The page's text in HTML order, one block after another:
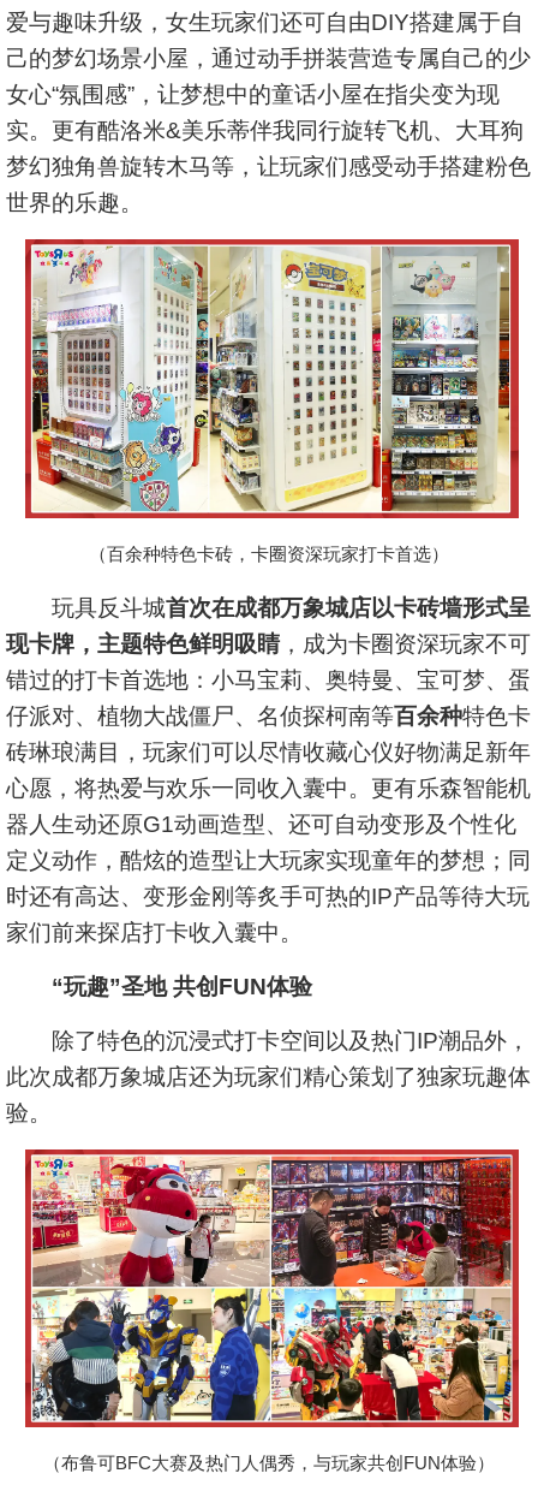
爱与趣味升级，女生玩家们还可自由DIY搭建属于自
己的梦幻场景小屋，通过动手拼装营造专属自己的少
女心“氛围感”，让梦想中的童话小屋在指尖变为现
实。更有酷洛米&美乐蒂伴我同行旋转飞机、大耳狗
梦幻独角兽旋转木马等，让玩家们感受动手搭建粉色
世界的乐趣。
（百余种特色卡砖，卡圈资深玩家打卡首选）
玩具反斗城首次在成都万象城店以卡砖墙形式呈
现卡牌，主题特色鲜明吸睛，成为卡圈资深玩家不可
错过的打卡首选地：小马宝莉、奥特曼、宝可梦、蛋
仔派对、植物大战僵尸、名侦探柯南等百余种特色卡
砖琳琅满目，玩家们可以尽情收藏心仪好物满足新年
心愿，将热爱与欢乐一同收入囊中。更有乐森智能机
器人生动还原G1动画造型、还可自动变形及个性化
定义动作，酷炫的造型让大玩家实现童年的梦想；同
时还有高达、变形金刚等炙手可热的IP产品等待大玩
家们前来探店打卡收入囊中。
“玩趣”圣地 共创FUN体验
除了特色的沉浸式打卡空间以及热门IP潮品外，
此次成都万象城店还为玩家们精心策划了独家玩趣体
验。
（布鲁可BFC大赛及热门人偶秀，与玩家共创FUN体验）